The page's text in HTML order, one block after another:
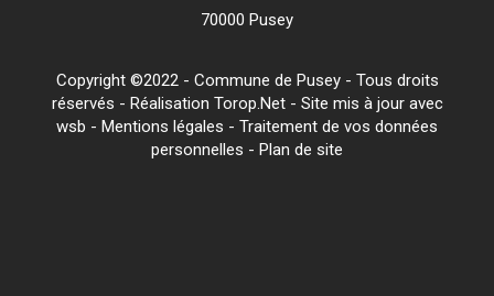
70000 Pusey
Copyright ©2022 - Commune de Pusey - Tous droits
réservés - Réalisation Torop.Net - Site mis à jour avec
wsb - Mentions légales - Traitement de vos données
personnelles - Plan de site